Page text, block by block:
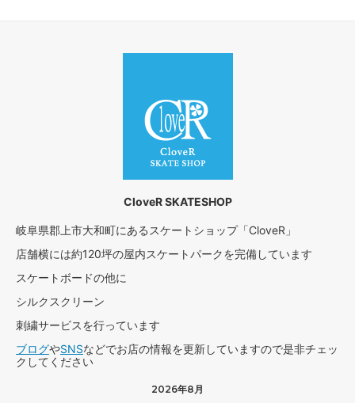
CloveR SKATESHOP
岐阜県郡上市大和町にあるスケートショップ「CloveR」
店舗横には約120坪の屋内スケートパークを完備しています
スケートボードの他に
シルクスクリーン
刺繍サービスを行っています
ブログやSNSなどでお店の情報を更新していますので是非チェッ
クしてください
2026年8月